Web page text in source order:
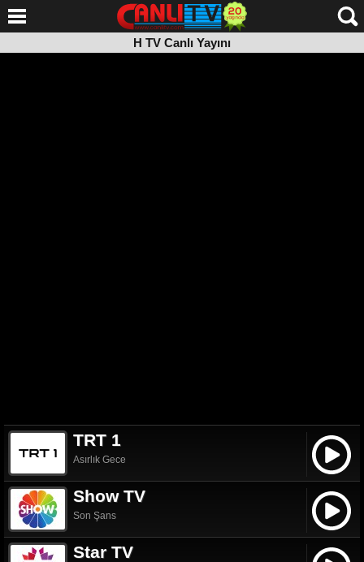
H TV Canlı Yayını
TRT 1
Asırlık Gece
Show TV
Son Şans
Star TV